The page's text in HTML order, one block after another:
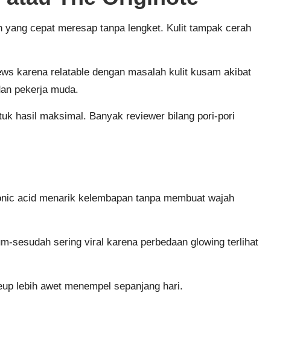
cepat meresap tanpa lengket. Kulit tampak cerah
karena relatable dengan masalah kulit kusam akibat
pekerja muda.
hasil maksimal. Banyak reviewer bilang pori-pori
acid menarik kelembapan tanpa membuat wajah
sesudah sering viral karena perbedaan glowing terlihat
lebih awet menempel sepanjang hari.